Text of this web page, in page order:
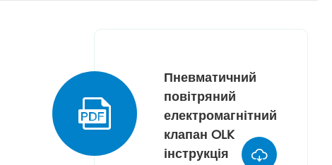

Пневматичний
повітряний
електромагнітний
клапан OLK
інструкція
